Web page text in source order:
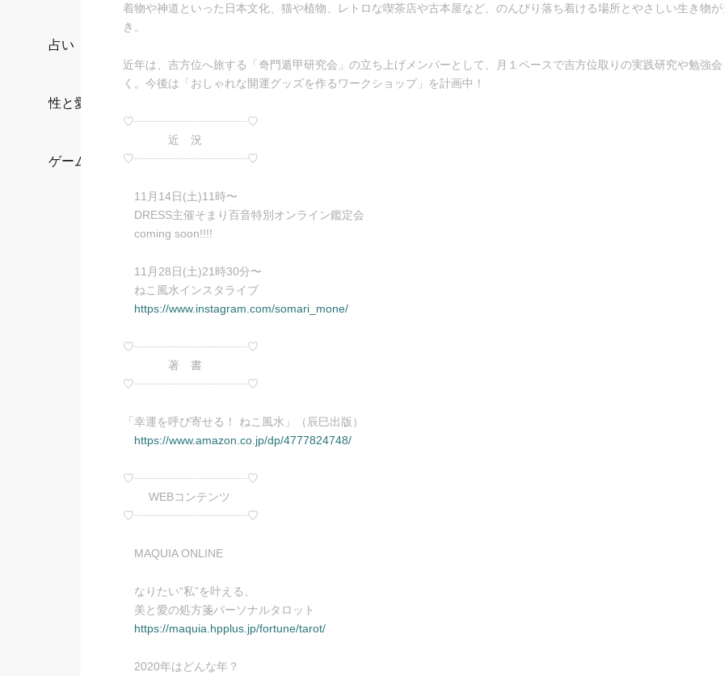
占い
性と愛
ゲーム
着物や神道といった日本文化、猫や植物、レトロな喫茶店や古本屋など、のんびり落ち着ける場所とやさしい生き物
き。
近年は、吉方位へ旅する「奇門遁甲研究会」の立ち上げメンバーとして、月１ペースで吉方位取りの実践研究や勉強会
く。今後は「おしゃれな開運グッズを作るワークショップ」を計画中！
♡┈┈┈┈┈┈┈┈┈┈♡
近 況
♡┈┈┈┈┈┈┈┈┈┈♡
11月14日(土)11時〜
DRESS主催そまり百音特別オンライン鑑定会
coming soon!!!!
11月28日(土)21時30分〜
ねこ風水インスタライブ
https://www.instagram.com/somari_mone/
♡┈┈┈┈┈┈┈┈┈┈♡
著 書
♡┈┈┈┈┈┈┈┈┈┈♡
「幸運を呼び寄せる！ ねこ風水」（辰巳出版）
https://www.amazon.co.jp/dp/4777824748/
♡┈┈┈┈┈┈┈┈┈┈♡
WEBコンテンツ
♡┈┈┈┈┈┈┈┈┈┈♡
MAQUIA ONLINE
なりたい“私”を叶える、
美と愛の処方箋パーソナルタロット
https://maquia.hpplus.jp/fortune/tarot/
2020年はどんな年？